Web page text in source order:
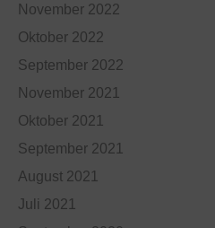
November 2022
Oktober 2022
September 2022
November 2021
Oktober 2021
September 2021
August 2021
Juli 2021